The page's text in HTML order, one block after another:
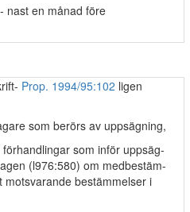
nast en månad före
Prop. 1994/95:102 ligen
som berörs av uppsägning,
som inför uppsäg-
(l976:580) om medbestäm-
motsvarande bestämmelser i